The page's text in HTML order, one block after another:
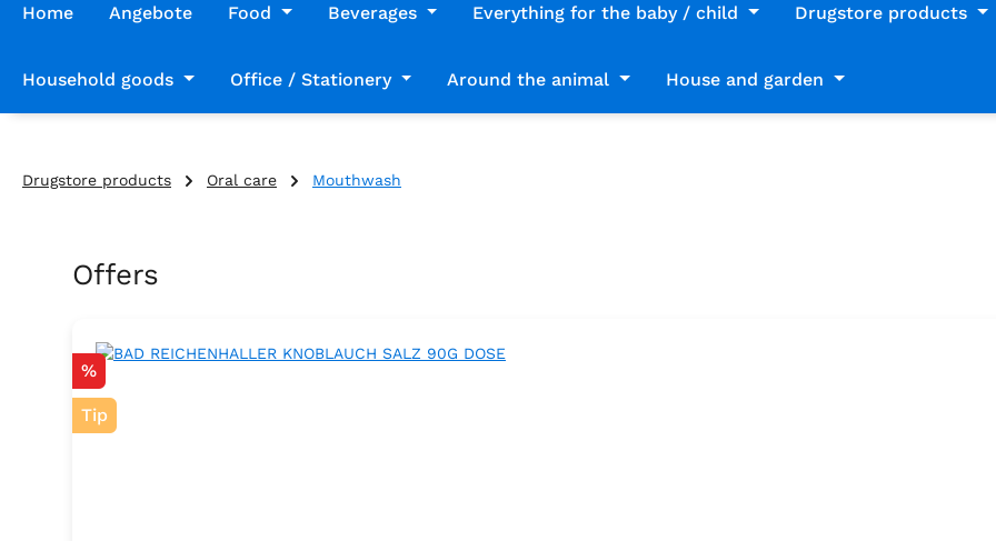
Home Angebote Food Beverages Everything for the baby / child Drugstore products
Household goods Office / Stationery Around the animal House and garden
Drugstore products Oral care Mouthwash
Skip product gallery
Offers
Discount
%
Tip